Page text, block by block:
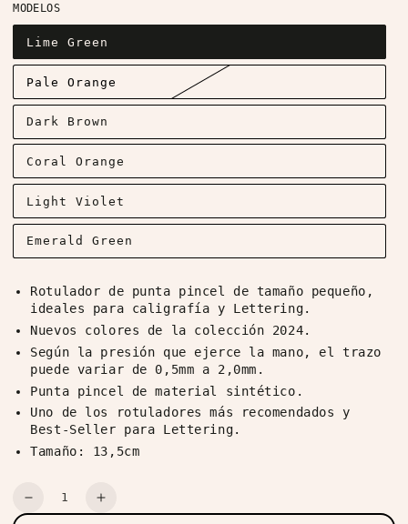
MODELOS
Lime Green
Pale Orange
Dark Brown
Coral Orange
Light Violet
Emerald Green
Rotulador de punta pincel de tamaño pequeño,
ideales para caligrafía y Lettering.
Nuevos colores de la colección 2024.
Según la presión que ejerce la mano, el trazo
puede variar de 0,5mm a 2,0mm.
Punta pincel de material sintético.
Uno de los rotuladores más recomendados y
Best-Seller para Lettering.
Tamaño: 13,5cm
Cantidad
Reducir
Aumentar